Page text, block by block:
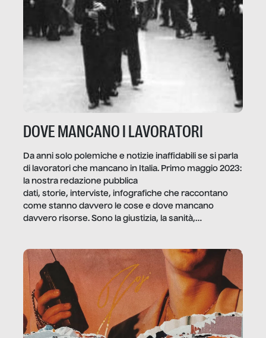
DOVE MANCANO I LAVORATORI
Da anni solo polemiche e notizie inaffidabili se si parla
di lavoratori che mancano in Italia. Primo maggio 2023:
la nostra redazione pubblica
dati, storie, interviste, infografiche che raccontano
come stanno davvero le cose e dove mancano
davvero risorse. Sono la giustizia, la sanità,